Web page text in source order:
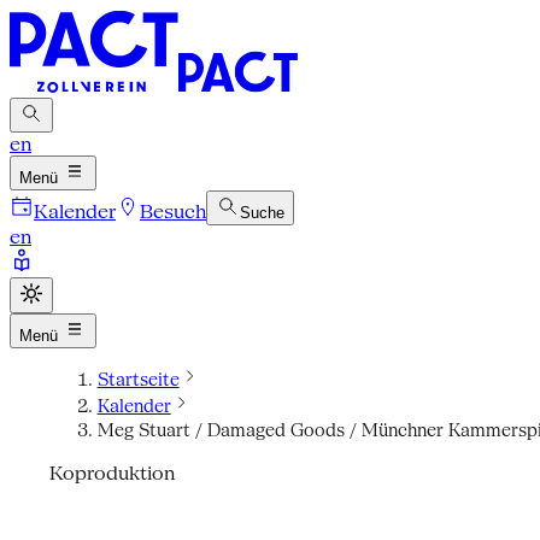
en
Menü
Kalender Besuch Suche
en
Menü
Startseite
Kalender
Meg Stuart / Damaged Goods / Münchner
Koproduktion